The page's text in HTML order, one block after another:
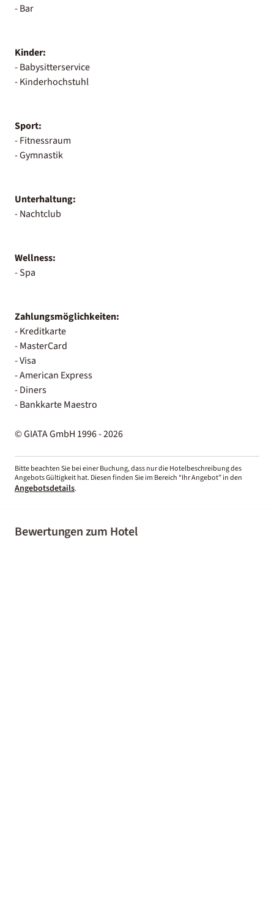
- Bar
Kinder:
- Babysitterservice
- Kinderhochstuhl
Sport:
- Fitnessraum
- Gymnastik
Unterhaltung:
- Nachtclub
Wellness:
- Spa
Zahlungsmöglichkeiten:
- Kreditkarte
- MasterCard
- Visa
- American Express
- Diners
- Bankkarte Maestro
© GIATA GmbH 1996 - 2026
Bitte beachten Sie bei einer Buchung, dass nur die Hotelbeschreibung des
Angebots Gültigkeit hat. Diesen finden Sie im Bereich “Ihr Angebot” in den
Angebotsdetails.
Bewertungen zum Hotel